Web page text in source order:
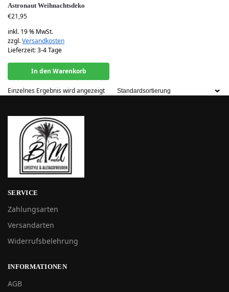
Astronaut Weihnachtsdeko
€21,95
inkl. 19 % MwSt.
zzgl.Versandkosten
Lieferzeit:3-4 Tage
In den Warenkorb
Einzelnes Ergebnis wird angezeigt
SERVICE
Zahlungsarten
Versandarten
Widerrufsbelehrung
INFORMATIONEN
AGB